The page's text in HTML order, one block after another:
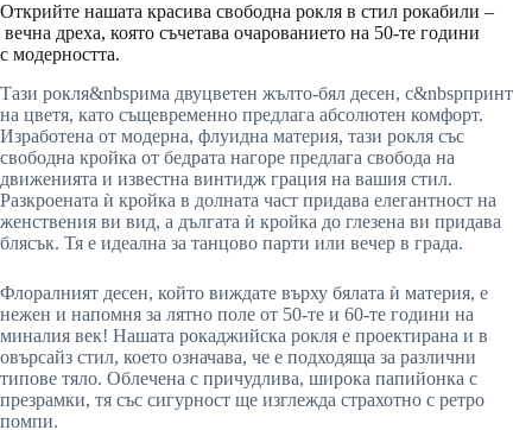
Открийте нашата красива свободна рокля в стил рокабили –
вечна дреха, която съчетава очарованието на 50-те години
с модерността.
Тази рокля&nbspима двуцветен жълто-бял десен, с&nbspпринт
на цветя, като същевременно предлага абсолютен комфорт.
Изработена от модерна, флуидна материя, тази рокля със
свободна кройка от бедрата нагоре предлага свобода на
движенията и известна винтидж грация на вашия стил.
Разкроената ѝ кройка в долната част придава елегантност на
женствения ви вид, а дългата ѝ кройка до глезена ви придава
блясък. Тя е идеална за танцово парти или вечер в града.
Флоралният десен, който виждате върху бялата ѝ материя, е
нежен и напомня за лятно поле от 50-те и 60-те години на
миналия век! Нашата рокаджийска рокля е проектирана и в
овърсайз стил, което означава, че е подходяща за различни
типове тяло. Облечена с причудлива, широка папийонка с
презрамки, тя със сигурност ще изглежда страхотно с ретро
помпи.